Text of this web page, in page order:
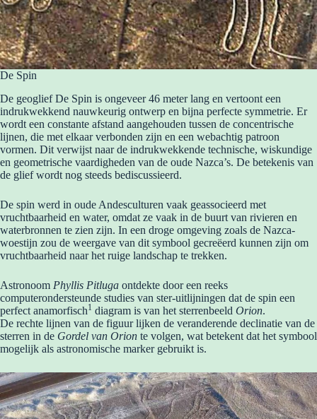
De Spin
De geoglief De Spin is ongeveer 46 meter lang en vertoont een
indrukwekkend nauwkeurig ontwerp en bijna perfecte symmetrie. Er
wordt een constante afstand aangehouden tussen de concentrische
lijnen, die met elkaar verbonden zijn en een webachtig patroon
vormen. Dit verwijst naar de indrukwekkende technische, wiskundige
en geometrische vaardigheden van de oude Nazca’s. De betekenis van
de glief wordt nog steeds bediscussieerd.
De spin werd in oude Andesculturen vaak geassocieerd met
vruchtbaarheid en water, omdat ze vaak in de buurt van rivieren en
waterbronnen te zien zijn. In een droge omgeving zoals de Nazca-
woestijn zou de weergave van dit symbool gecreëerd kunnen zijn om
vruchtbaarheid naar het ruige landschap te trekken.
Astronoom Phyllis Pitluga ontdekte door een reeks
computerondersteunde studies van ster-uitlijningen dat de spin een
perfect anamorfisch1 diagram is van het sterrenbeeld Orion.
De rechte lijnen van de figuur lijken de veranderende declinatie van de
sterren in de Gordel van Orion te volgen, wat betekent dat het symbool
mogelijk als astronomische marker gebruikt is.